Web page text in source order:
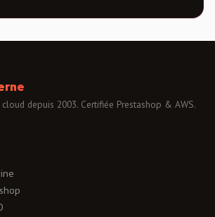
depuis 2003. Certifiée Prestashop & AWS.